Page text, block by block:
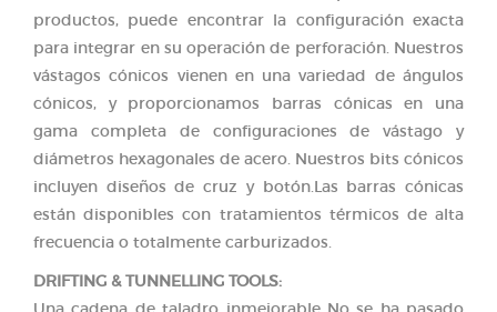
productos, puede encontrar la configuración exacta
para integrar en su operación de perforación. Nuestros
vástagos cónicos vienen en una variedad de ángulos
cónicos, y proporcionamos barras cónicas en una
gama completa de configuraciones de vástago y
diámetros hexagonales de acero. Nuestros bits cónicos
incluyen diseños de cruz y botón.Las barras cónicas
están disponibles con tratamientos térmicos de alta
frecuencia o totalmente carburizados.
DRIFTING & TUNNELLING TOOLS: